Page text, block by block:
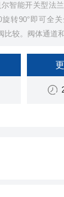
智能开关型法
旋转90°即可全
比较。阀体通道
石油化工和长输
是一个带孔的部
的开启或关闭。